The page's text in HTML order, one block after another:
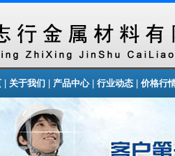
| 关于我们| 产品中心| 行业动态| 价格行